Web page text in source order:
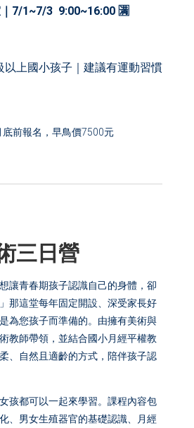
7/1~7/3 9:00~16:00 🈵
以上國小孩子｜建議有運動習慣
底前報名，早鳥價7500元
三日營
讓青春期孩子認識自己的身體，卻
那這堂每年固定開設、深受家長好
為您孩子而準備的。由擁有美術與
教師帶領，並結合國小月經平權教
、自然且適齡的方式，陪伴孩子認
孩都可以一起來學習。課程內容包
、男女生殖器官的基礎認識、月經